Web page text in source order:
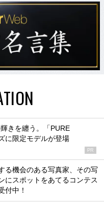
きを纏う。「PURE
に限定モデルが登場
PR
る機会のある写真家、その写
にスポットをあてるコンテス
付中！